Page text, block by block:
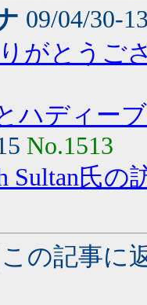
09/04/30-
がとうご
ハディー
No.1513
Sultan氏の
この記事に